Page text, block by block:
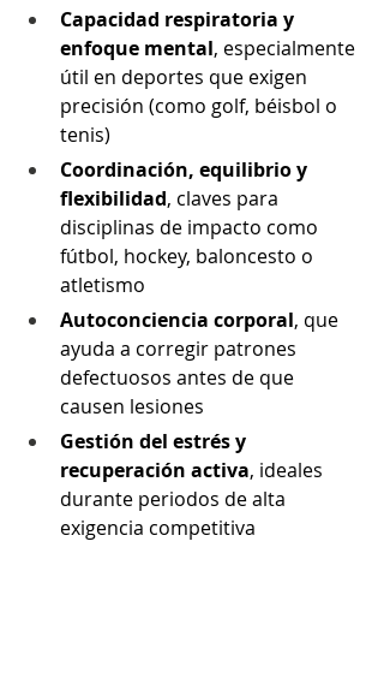
Capacidad respiratoria y
enfoque mental, especialmente
útil en deportes que exigen
precisión (como golf, béisbol o
tenis)
Coordinación, equilibrio y
flexibilidad, claves para
disciplinas de impacto como
fútbol, hockey, baloncesto o
atletismo
Autoconciencia corporal, que
ayuda a corregir patrones
defectuosos antes de que
causen lesiones
Gestión del estrés y
recuperación activa, ideales
durante periodos de alta
exigencia competitiva